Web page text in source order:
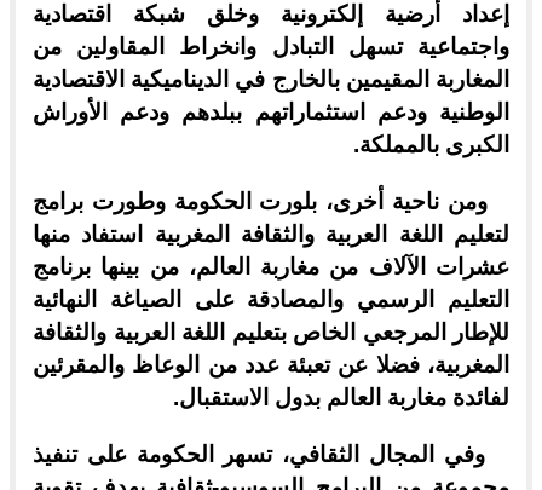
إعداد أرضية إلكترونية وخلق شبكة اقتصادية
واجتماعية تسهل التبادل وانخراط المقاولين من
المغاربة المقيمين بالخارج في الديناميكية الاقتصادية
الوطنية ودعم استثماراتهم ببلدهم ودعم الأوراش
الكبرى بالمملكة.
ومن ناحية أخرى، بلورت الحكومة وطورت برامج
لتعليم اللغة العربية والثقافة المغربية استفاد منها
عشرات الآلاف من مغاربة العالم، من بينها برنامج
التعليم الرسمي والمصادقة على الصياغة النهائية
للإطار المرجعي الخاص بتعليم اللغة العربية والثقافة
المغربية، فضلا عن تعبئة عدد من الوعاظ والمقرئين
لفائدة مغاربة العالم بدول الاستقبال.
وفي المجال الثقافي، تسهر الحكومة على تنفيذ